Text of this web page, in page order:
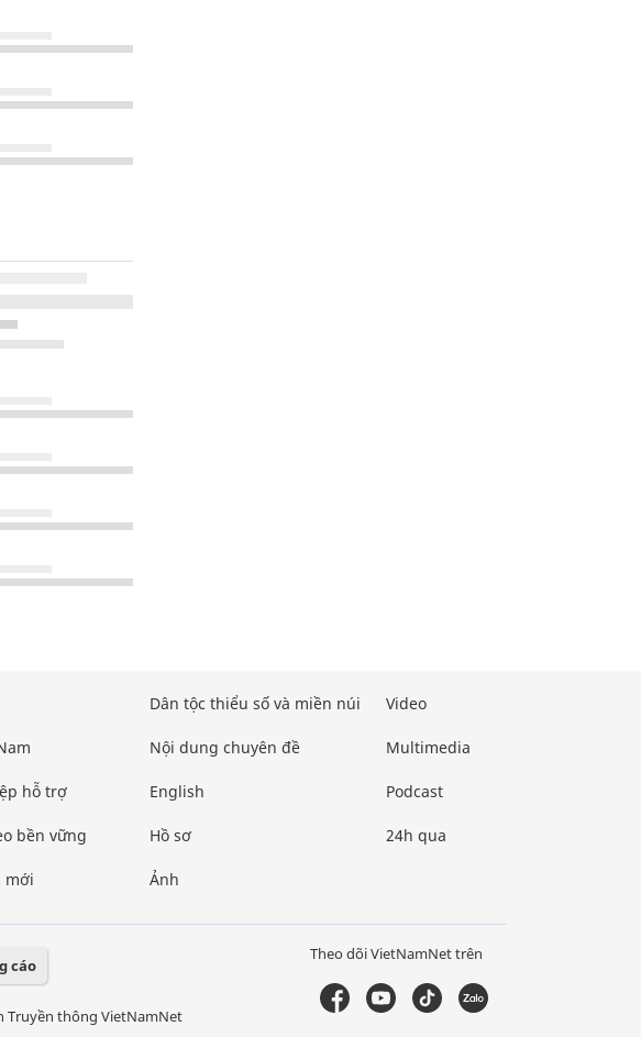
hỗ trợ
bền vững
mới
Dân tộc thiểu số và miền núi
Nội dung chuyên đề
English
Hồ sơ
Ảnh
Video
Multimedia
Podcast
24h qua
cáo
Truyền thông VietNamNet
Theo dõi VietNamNet trên